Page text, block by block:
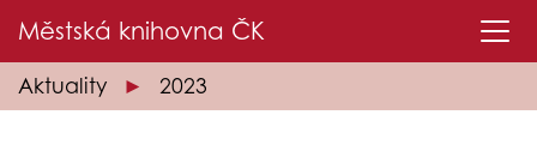
Městská knihovna ČK
Aktuality 2023